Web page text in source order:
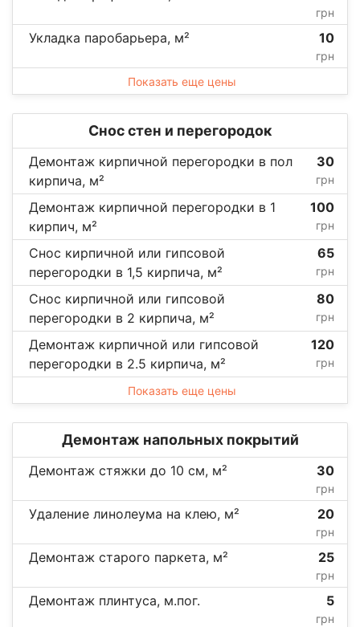
грн
Укладка паробарьера, м² 10
грн
Показать еще цены
Снос стен и перегородок
Демонтаж кирпичной перегородки в пол
кирпича, м²
30
грн
Демонтаж кирпичной перегородки в 1
кирпич, м²
100
грн
Снос кирпичной или гипсовой
перегородки в 1,5 кирпича, м²
65
грн
Снос кирпичной или гипсовой
перегородки в 2 кирпича, м²
80
грн
Демонтаж кирпичной или гипсовой
перегородки в 2.5 кирпича, м²
120
грн
Показать еще цены
Демонтаж напольных покрытий
Демонтаж стяжки до 10 см, м² 30
грн
Удаление линолеума на клею, м² 20
грн
Демонтаж старого паркета, м² 25
грн
Демонтаж плинтуса, м.пог. 5
грн